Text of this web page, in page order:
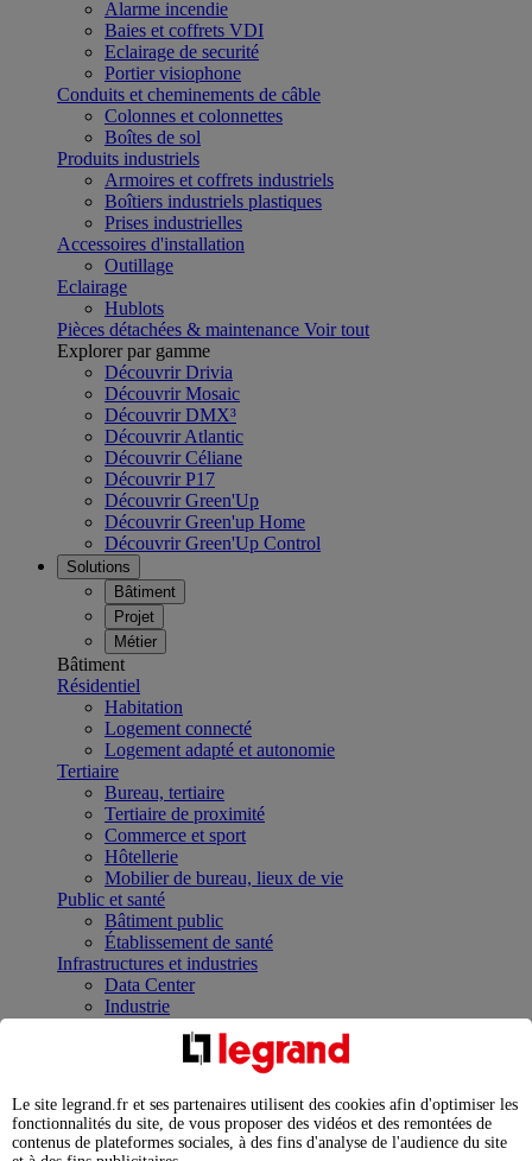
Alarme incendie
Baies et coffrets VDI
Eclairage de securité
Portier visiophone
Conduits et cheminements de câble
Colonnes et colonnettes
Boîtes de sol
Produits industriels
Armoires et coffrets industriels
Boîtiers industriels plastiques
Prises industrielles
Accessoires d'installation
Outillage
Eclairage
Hublots
Pièces détachées & maintenance Voir tout
Explorer par gamme
Découvrir Drivia
Découvrir Mosaic
Découvrir DMX³
Découvrir Atlantic
Découvrir Céliane
Découvrir P17
Découvrir Green'Up
Découvrir Green'up Home
Découvrir Green'Up Control
Solutions
Bâtiment
Projet
Métier
Bâtiment
Résidentiel
Habitation
Logement connecté
Logement adapté et autonomie
Tertiaire
Bureau, tertiaire
Tertiaire de proximité
Commerce et sport
Hôtellerie
Mobilier de bureau, lieux de vie
Public et santé
Bâtiment public
Établissement de santé
Infrastructures et industries
Data Center
Industrie
Infrastructures
Contrôler et planifier le fonctionnement des appareils
Répartir et optimiser son tableau électrique
Legrand Data Center Solutions : concentrer les
expertises au service de vos performances
Le site legrand.fr et ses partenaires utilisent des cookies afin d'optimiser les
fonctionnalités du site, de vous proposer des vidéos et des remontées de
contenus de plateformes sociales, à des fins d'analyse de l'audience du site